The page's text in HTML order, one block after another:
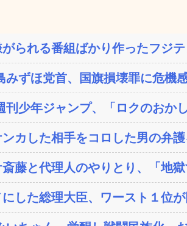
られる番組ばかり作ったフジ
みずほ党首、国旗損壊罪に危機
刊少年ジャンプ、「ロクのおか
カした相手をコロした男の弁
斎藤と代理人のやりとり、「地
にした総理大臣、ワースト１位